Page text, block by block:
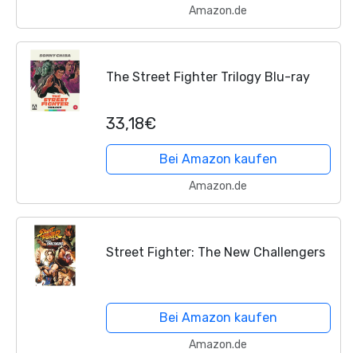
Amazon.de
The Street Fighter Trilogy Blu-ray
33,18€
Bei Amazon kaufen
Amazon.de
Street Fighter: The New Challengers
Bei Amazon kaufen
Amazon.de